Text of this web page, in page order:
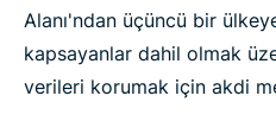
Alanı'ndan üçüncü bir
kapsayanlar dahil olmak
verileri korumak için akdi